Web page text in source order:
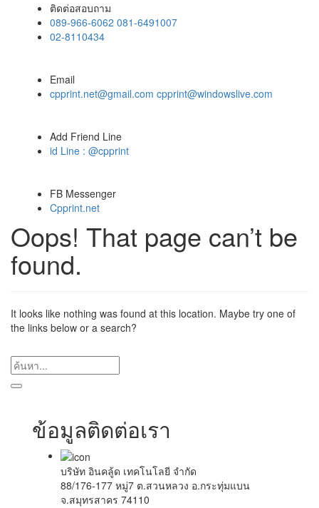
ติดต่อสอบถาม
089-966-6062 081-6491007
02-8110434
Email
cpprint.net@gmail.com cpprint@windowslive.com
Add Friend Line
id Line : @cpprint
FB Messenger
Cpprint.net
Oops! That page can’t be
found.
It looks like nothing was found at this location. Maybe try one of
the links below or a search?
ข้อมูลติดต่อเรา
บริษัท อินคลู้ด เทคโนโลยี จำกัด
88/176-177 หมู่7 ต.สวนหลวง อ.กระทุ่มแบน
จ.สมุทรสาคร 74110